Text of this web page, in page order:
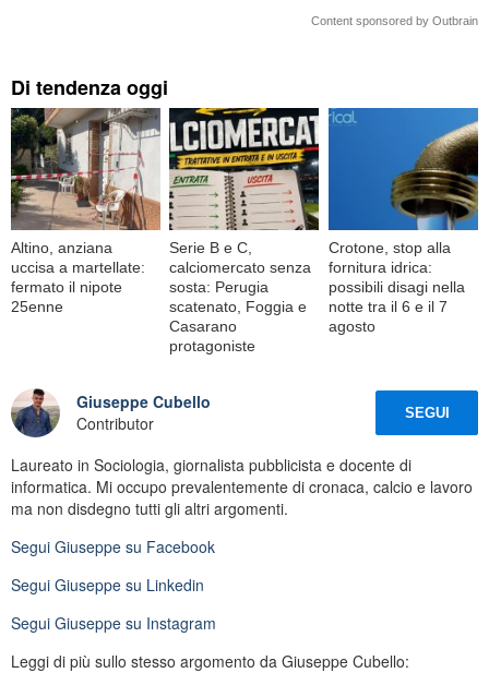
Content sponsored by Outbrain
Di tendenza oggi
Altino, anziana
uccisa a martellate:
fermato il nipote
25enne
Serie B e C,
calciomercato senza
sosta: Perugia
scatenato, Foggia e
Casarano
protagoniste
Crotone, stop alla
fornitura idrica:
possibili disagi nella
notte tra il 6 e il 7
agosto
Giuseppe Cubello
Contributor
SEGUI
Laureato in Sociologia, giornalista pubblicista e docente di
informatica. Mi occupo prevalentemente di cronaca, calcio e lavoro
ma non disdegno tutti gli altri argomenti.
Segui Giuseppe su Facebook
Segui Giuseppe su Linkedin
Segui Giuseppe su Instagram
Leggi di più sullo stesso argomento da Giuseppe Cubello: